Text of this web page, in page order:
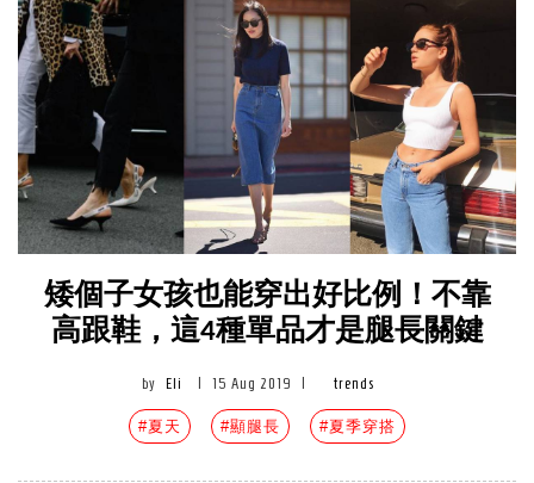
矮個子女孩也能穿出好比例！不靠
高跟鞋，這4種單品才是腿長關鍵
by Eli 15 Aug 2019 trends
#夏天 #顯腿長 #夏季穿搭